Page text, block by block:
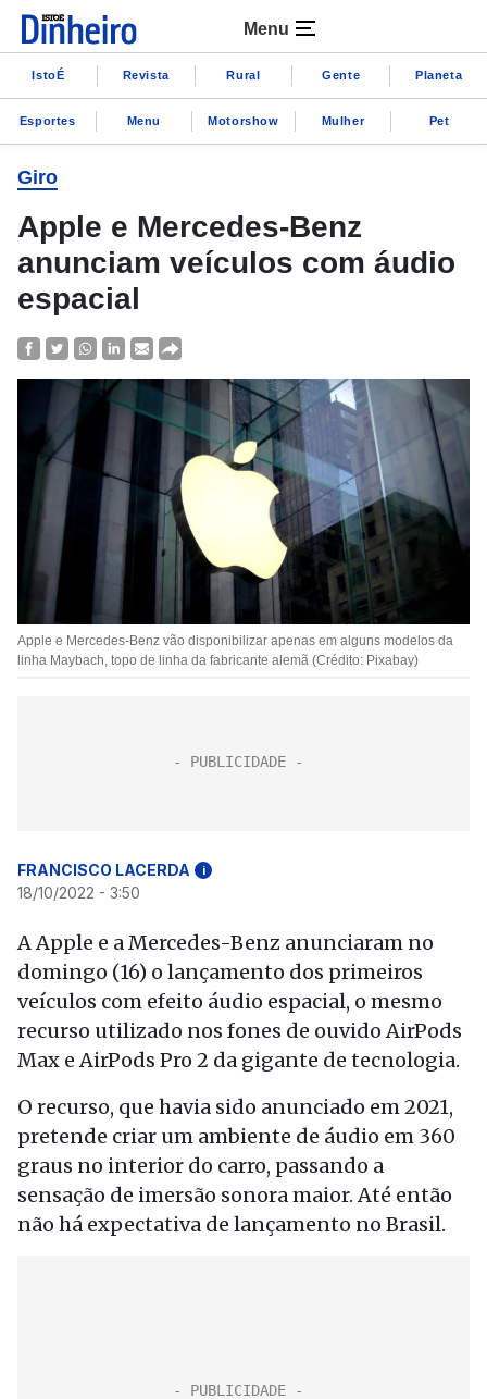
Menu
IstoÉ Revista Rural Gente Planeta
Esportes Menu Motorshow Mulher Pet
Giro
Apple e Mercedes-Benz
anunciam veículos com áudio
espacial
Apple e Mercedes-Benz vão disponibilizar apenas em alguns modelos da
linha Maybach, topo de linha da fabricante alemã (Crédito: Pixabay)
FRANCISCO LACERDA i
18/10/2022 - 3:50
A Apple e a Mercedes-Benz anunciaram no
domingo (16) o lançamento dos primeiros
veículos com efeito áudio espacial, o mesmo
recurso utilizado nos fones de ouvido AirPods
Max e AirPods Pro 2 da gigante de tecnologia.
O recurso, que havia sido anunciado em 2021,
pretende criar um ambiente de áudio em 360
graus no interior do carro, passando a
sensação de imersão sonora maior. Até então
não há expectativa de lançamento no Brasil.